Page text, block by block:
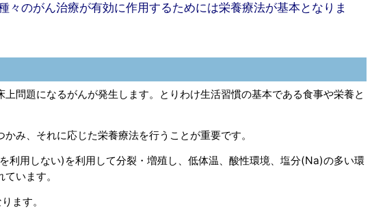
のがん治療が有効に作用するためには栄養療法が基本となりま
問題になるがんが発生します。とりわけ生活習慣の基本である食事や栄養と
み、それに応じた栄養療法を行うことが重要です。
利用しない)を利用して分裂・増殖し、低体温、酸性環境、塩分(Na)の多い環
います。
ます。